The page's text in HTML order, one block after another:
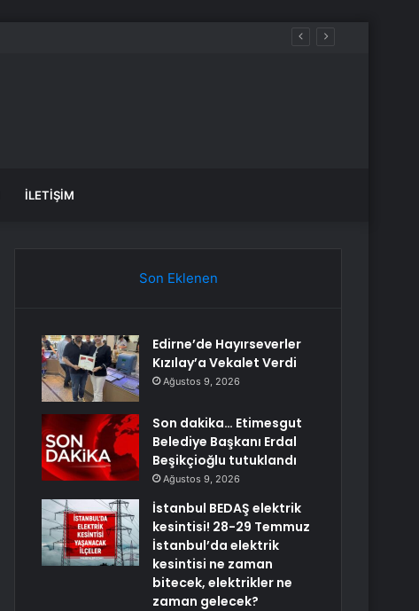
İLETIŞIM
Son Eklenen
Edirne’de Hayırseverler
Kızılay’a Vekalet Verdi
Ağustos 9, 2026
Son dakika… Etimesgut
Belediye Başkanı Erdal
Beşikçioğlu tutuklandı
Ağustos 9, 2026
İstanbul BEDAŞ elektrik
kesintisi! 28-29 Temmuz
İstanbul’da elektrik
kesintisi ne zaman
bitecek, elektrikler ne
zaman gelecek?